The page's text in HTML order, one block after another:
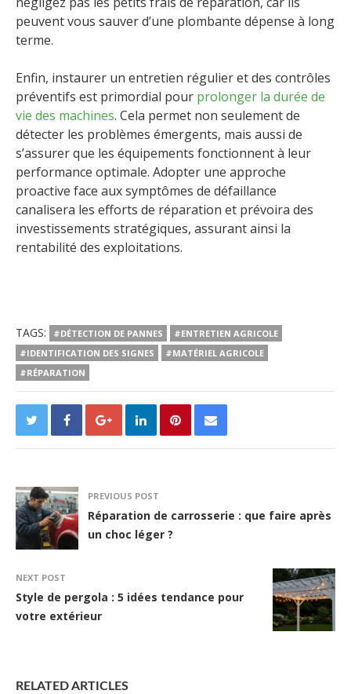
peuvent vous sauver d’une plombante dépense à long
terme.
Enfin, instaurer un entretien régulier et des contrôles
préventifs est primordial pour prolonger la durée de
vie des machines. Cela permet non seulement de
détecter les problèmes émergents, mais aussi de
s’assurer que les équipements fonctionnent à leur
performance optimale. Adopter une approche
proactive face aux symptômes de défaillance
canalisera les efforts de réparation et prévoira des
investissements stratégiques, assurant ainsi la
rentabilité des exploitations.
TAGS: #DÉTECTION DE PANNES
#ENTRETIEN AGRICOLE
#IDENTIFICATION DES SIGNES
#MATÉRIEL AGRICOLE
#RÉPARATION
PREVIOUS POST
Réparation de carrosserie : que faire après
un choc léger ?
NEXT POST
Style de pergola : 5 idées tendance pour
votre extérieur
RELATED ARTICLES